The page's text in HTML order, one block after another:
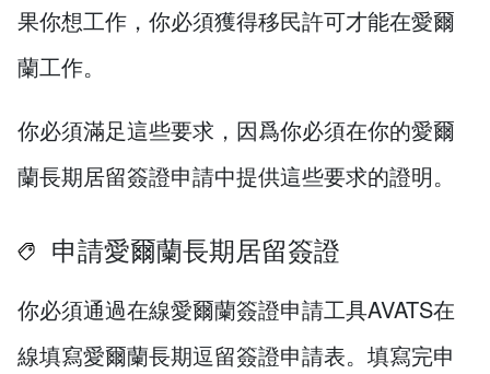
果你想工作，你必須獲得移民許可才能在愛爾
蘭工作。
你必須滿足這些要求，因爲你必須在你的愛爾
蘭長期居留簽證申請中提供這些要求的證明。
申請愛爾蘭長期居留簽證
你必須通過在線愛爾蘭簽證申請工具AVATS在
線填寫愛爾蘭長期逗留簽證申請表。填寫完申